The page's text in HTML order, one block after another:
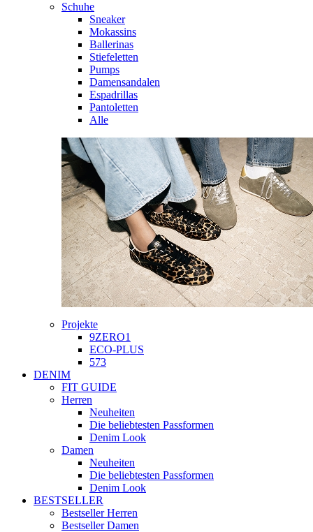
Schuhe
Sneaker
Mokassins
Ballerinas
Stiefeletten
Pumps
Damensandalen
Espadrillas
Pantoletten
Alle
Projekte
9ZERO1
ECO-PLUS
573
DENIM
FIT GUIDE
Herren
Neuheiten
Die beliebtesten Passformen
Denim Look
Damen
Neuheiten
Die beliebtesten Passformen
Denim Look
BESTSELLER
Bestseller Herren
Bestseller Damen